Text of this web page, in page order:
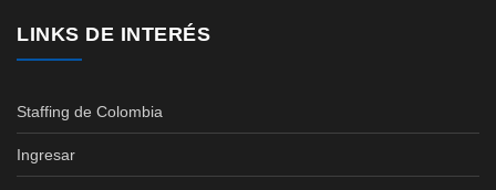
LINKS DE INTERÉS
Staffing de Colombia
Ingresar